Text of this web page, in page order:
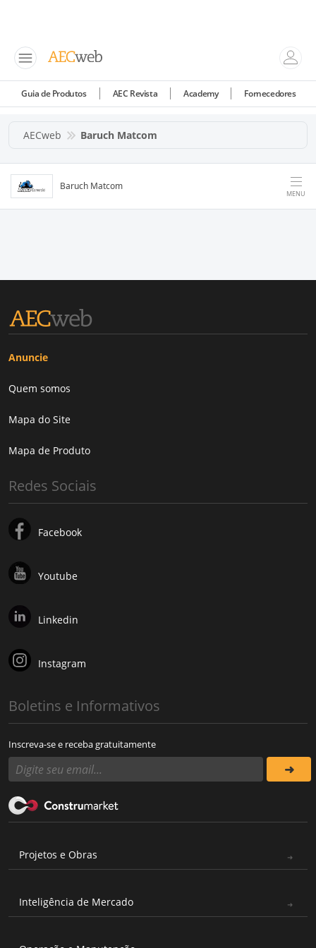
Guia de Produtos AEC Revista Academy Fornecedores
AECweb Baruch Matcom
Baruch Matcom
MENU
Anuncie
Quem somos
Mapa do Site
Mapa de Produto
Redes Sociais
Facebook
Youtube
Linkedin
Instagram
Boletins e Informativos
Inscreva-se e receba gratuitamente
Projetos e Obras
Inteligência de Mercado